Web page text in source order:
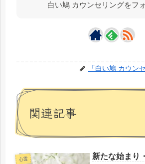
白い鳩 カウンセリングをフ
「白い鳩 カウン
関連記事
心霊 新たな始まり